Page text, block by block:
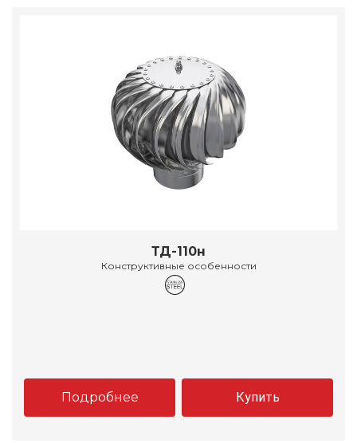
ТД-110н
Конструктивные особенности
Подробнее Купить